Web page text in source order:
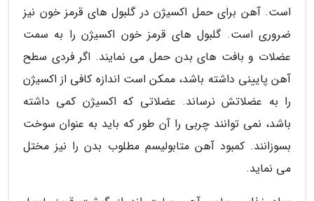
است. آهن برای حمل اکسیژن در گلبول های قرمز خون نیز
ضروری است. گلبول های قرمز خون اکسیژن را به سمت
عضلات و بافت های بدن حمل می نمایند. اگر فردی سطح
آهن پایینی داشته باشد، ممکن است اندازه کافی از اکسیژن
را به عضلاتش نرساند. عضلاتی که اکسیژن کمی داشته
باشد، نمی توانند چربی را آن طور که باید به عنوان سوخت
بسوزانند. کمبود آهن متابولیسم مطلوب بدن را نیز مختل
می نماید.